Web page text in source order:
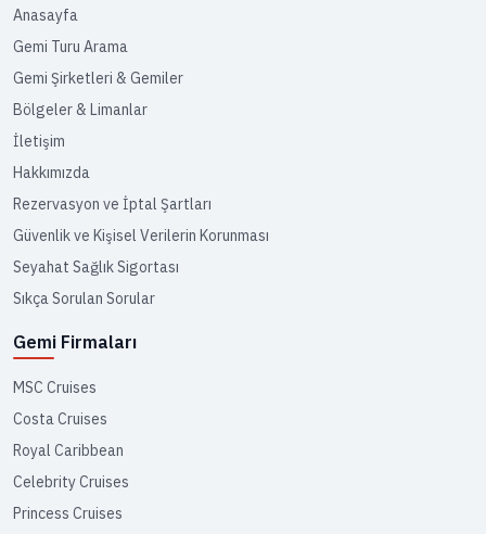
Anasayfa
Gemi Turu Arama
Gemi Şirketleri & Gemiler
Bölgeler & Limanlar
İletişim
Hakkımızda
Rezervasyon ve İptal Şartları
Güvenlik ve Kişisel Verilerin Korunması
Seyahat Sağlık Sigortası
Sıkça Sorulan Sorular
Gemi Firmaları
MSC Cruises
Costa Cruises
Royal Caribbean
Celebrity Cruises
Princess Cruises